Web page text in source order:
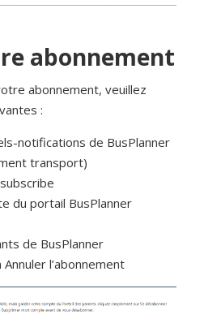
abonnement
abonnement, veuillez
:
notifications de BusPlanner
transport)
du portail BusPlanner
de BusPlanner
l’abonnement